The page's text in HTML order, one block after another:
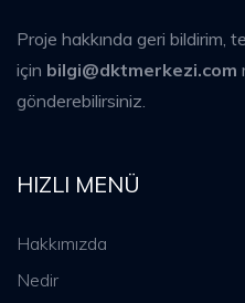
Proje hakkında geri bildirim,
için bilgi@dktmerkezi.com
gönderebilirsiniz.
HIZLI MENÜ
Hakkımızda
Nedir